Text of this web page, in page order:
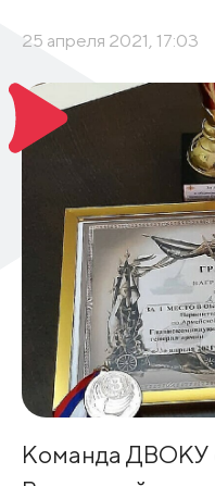
25 апреля 2021, 17:03
Команда ДВОКУ